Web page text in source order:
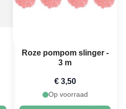
Roze pompom slinger -
3 m
€ 3,50
Op voorraad